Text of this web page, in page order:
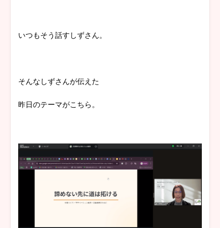
いつもそう話すしずさん。
そんなしずさんが伝えた
昨日のテーマがこちら。